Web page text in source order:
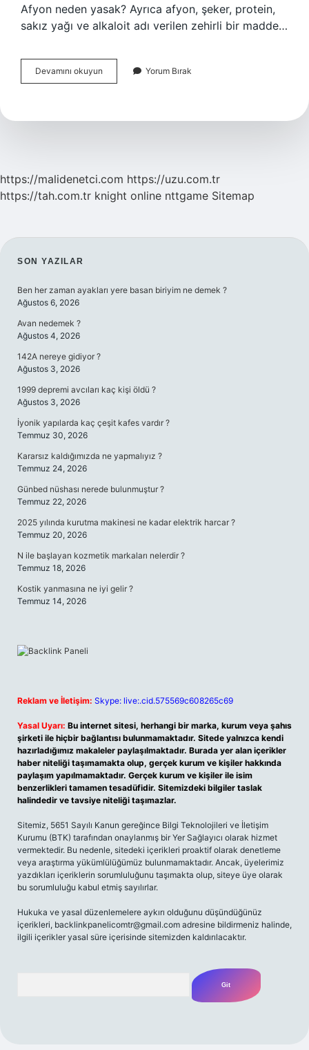
Afyon neden yasak? Ayrıca afyon, şeker, protein,
sakız yağı ve alkaloit adı verilen zehirli bir madde…
Devamını okuyun
Haşhaş
Yorum Bırak
https://malidenetci.com https://uzu.com.tr
https://tah.com.tr knight online nttgame Sitemap
SIDEBAR
SON YAZILAR
Ben her zaman ayakları yere basan biriyim ne demek ?
Ağustos 6, 2026
Avan nedemek ?
Ağustos 4, 2026
142A nereye gidiyor ?
Ağustos 3, 2026
1999 depremi avcıları kaç kişi öldü ?
Ağustos 3, 2026
İyonik yapılarda kaç çeşit kafes vardır ?
Temmuz 30, 2026
Kararsız kaldığımızda ne yapmalıyız ?
Temmuz 24, 2026
Günbed nüshası nerede bulunmuştur ?
Temmuz 22, 2026
2025 yılında kurutma makinesi ne kadar elektrik harcar ?
Temmuz 20, 2026
N ile başlayan kozmetik markaları nelerdir ?
Temmuz 18, 2026
Kostik yanmasına ne iyi gelir ?
Temmuz 14, 2026
Reklam ve İletişim: Skype: live:.cid.575569c608265c69
Yasal Uyarı: Bu internet sitesi, herhangi bir marka, kurum veya şahıs
şirketi ile hiçbir bağlantısı bulunmamaktadır. Sitede yalnızca kendi
hazırladığımız makaleler paylaşılmaktadır. Burada yer alan içerikler
haber niteliği taşımamakta olup, gerçek kurum ve kişiler hakkında
paylaşım yapılmamaktadır. Gerçek kurum ve kişiler ile isim
benzerlikleri tamamen tesadüfidir. Sitemizdeki bilgiler taslak
halindedir ve tavsiye niteliği taşımazlar.
Sitemiz, 5651 Sayılı Kanun gereğince Bilgi Teknolojileri ve İletişim
Kurumu (BTK) tarafından onaylanmış bir Yer Sağlayıcı olarak hizmet
vermektedir. Bu nedenle, sitedeki içerikleri proaktif olarak denetleme
veya araştırma yükümlülüğümüz bulunmamaktadır. Ancak, üyelerimiz
yazdıkları içeriklerin sorumluluğunu taşımakta olup, siteye üye olarak
bu sorumluluğu kabul etmiş sayılırlar.
Hukuka ve yasal düzenlemelere aykırı olduğunu düşündüğünüz
içerikleri, backlinkpanelicomtr@gmail.com adresine bildirmeniz halinde,
ilgili içerikler yasal süre içerisinde sitemizden kaldırılacaktır.